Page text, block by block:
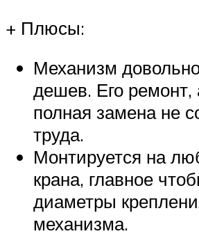
+ Плюсы:
Механизм
дешев. Его ремонт,
полная замена не
труда.
Монтируется на
крана, главное
диаметры
механизма.